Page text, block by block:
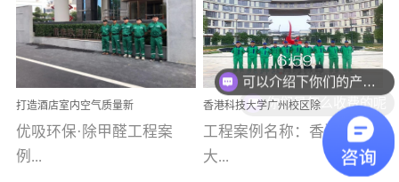
品质量，我们每一批的生
产产品都经过严格的质检
程序；生产车间为优吸总
部和全国分支机构生产光
触媒、净醛王、祛味剂等
优吸系列产品，保质保量
完成生产任务，确保全国
案例【深圳安居乐寓】室
内空气治理项目深圳安居
乐寓 深圳市安居乐寓
为深圳安居集团旗下城...
例(学校工装节选)广州南沙
小学(珠江湾校区)项目地
址：广州市南沙区海滨路
南沙珠江湾江门市蓬江区
禾...
打造酒店室内空气质量新
标杆——优吸环保·标杆之
作：东莞美豪雅致酒店室
内空气治理工程纪实
优吸环保·除甲醛工程案
例...
香港科技大学广州校区除
甲醛项目圆满完成
工程案例名称：香港科技
大...
可以介绍下你们的产品么
你们是怎么收费的呢